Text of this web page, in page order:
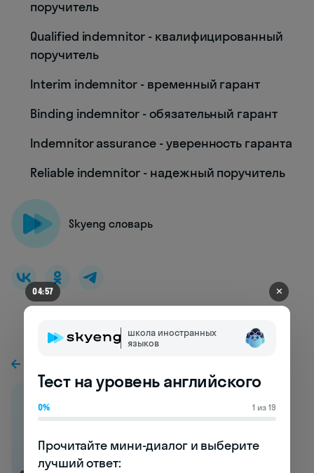
поручитель
Qualified indemnitor - квалифицированный
поручитель
Interim indemnitor - временный гарант
Binding indemnitor - обязательный гарант
Indemnitor assurance - уверенность гаранта
Reliable indemnitor - надежный поручитель
Skyeng словарь
04:53 ✕
школа иностранных
языков
Тест на уровень английского
0% 1 из 19
Прочитайте мини-диалог и выберите
лучший ответ: